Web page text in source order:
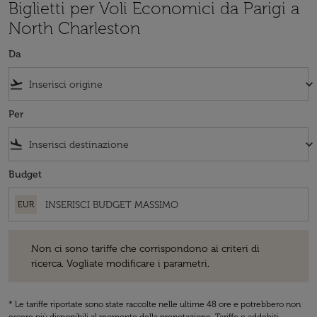
Biglietti per Voli Economici da Parigi a
North Charleston
Da
flight_takeoff keyboard_arrow_down
Per
flight_land keyboard_arrow_down
Budget
EUR
Non ci sono tariffe che corrispondono ai criteri di
ricerca. Vogliate modificare i parametri.
* Le tariffe riportate sono state raccolte nelle ultime 48 ore e potrebbero non